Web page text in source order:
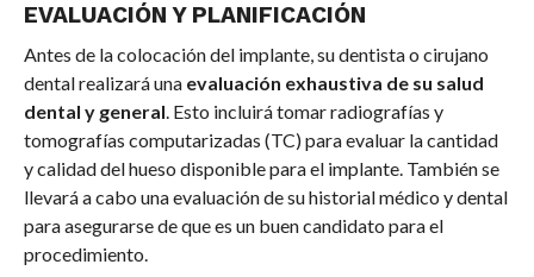
EVALUACIÓN Y PLANIFICACIÓN
Antes de la colocación del implante, su dentista o cirujano
dental realizará una evaluación exhaustiva de su salud
dental y general. Esto incluirá tomar radiografías y
tomografías computarizadas (TC) para evaluar la cantidad
y calidad del hueso disponible para el implante. También se
llevará a cabo una evaluación de su historial médico y dental
para asegurarse de que es un buen candidato para el
procedimiento.